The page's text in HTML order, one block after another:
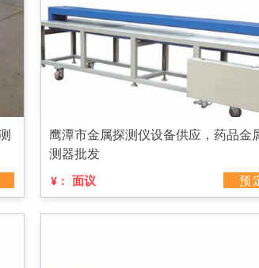
鹰潭市金属探测仪设备供应，药品金
测器批发
¥： 面议 预